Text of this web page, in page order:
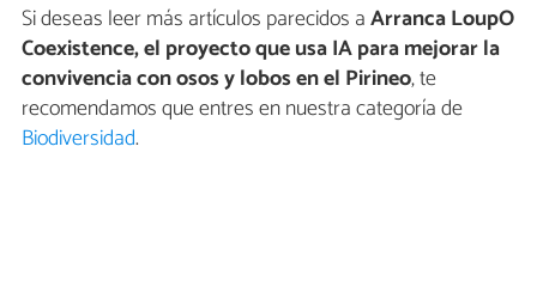
Si deseas leer más artículos parecidos aArranca LoupO
Coexistence, el proyecto que usa IA para mejorar la
convivencia con osos y lobos en el Pirineo, te
recomendamos que entres en nuestra categoría de
Biodiversidad.